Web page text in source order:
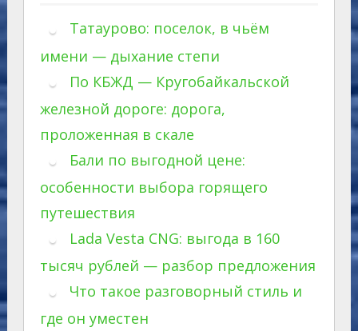
Татаурово: поселок, в чьём
имени — дыхание степи
По КБЖД — Кругобайкальской
железной дороге: дорога,
проложенная в скале
Бали по выгодной цене:
особенности выбора горящего
путешествия
Lada Vesta CNG: выгода в 160
тысяч рублей — разбор предложения
Что такое разговорный стиль и
где он уместен